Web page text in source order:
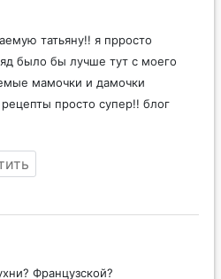
татьяну!! я прросто
было бы лучше тут с моего
мамочки и дамочки
просто супер!! блог
Французской?